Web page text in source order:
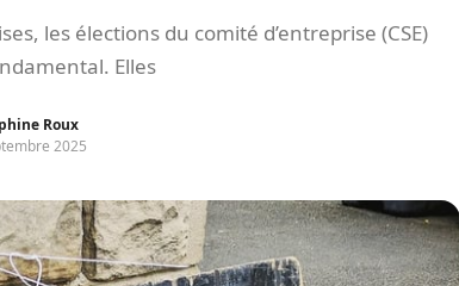
les élections du comité d’entreprise (CSE)
Elles
Roux
2025